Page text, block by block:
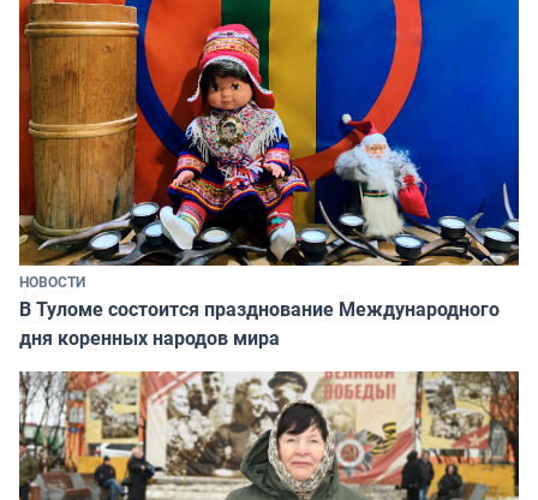
НОВОСТИ
В Туломе состоится празднование Международного
дня коренных народов мира